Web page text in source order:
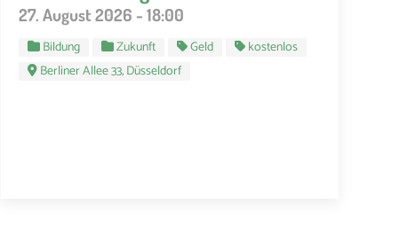
27. August 2026 - 18:00
Bildung Zukunft Geld
kostenlos
Berliner Allee 33, Düsseldorf